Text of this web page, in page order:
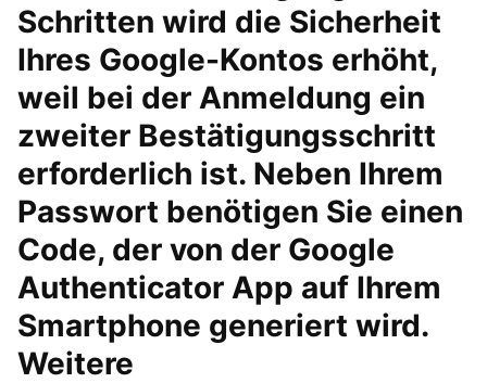
Schritten wird die Sicherheit
Ihres Google-Kontos erhöht,
weil bei der Anmeldung ein
zweiter Bestätigungsschritt
erforderlich ist. Neben Ihrem
Passwort benötigen Sie einen
Code, der von der Google
Authenticator App auf Ihrem
Smartphone generiert wird.
Weitere